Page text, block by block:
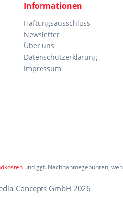
Informationen
Haftungsausschluss
Newsletter
Über uns
Datenschutzerklärung
Impressum
und ggf. Nachnahmegebühren,
Concepts GmbH 2026